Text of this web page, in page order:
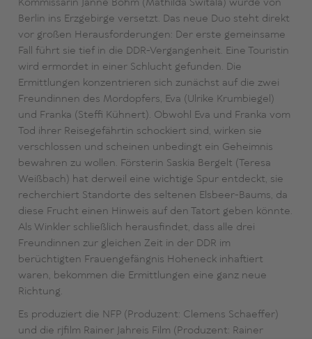
Kommissarin Janne Böhm (Mathilda Switala) wurde von
Berlin ins Erzgebirge versetzt. Das neue Duo steht direkt
vor großen Herausforderungen: Der erste gemeinsame
Fall führt sie tief in die DDR-Vergangenheit. Eine Touristin
wird ermordet in einer Schlucht gefunden. Die
Ermittlungen konzentrieren sich zunächst auf die zwei
Freundinnen des Mordopfers, Eva (Ulrike Krumbiegel)
und Franka (Steffi Kühnert). Obwohl Eva und Franka vom
Tod ihrer Reisegefährtin schockiert sind, wirken sie
verschlossen und scheinen unbedingt ein Geheimnis
bewahren zu wollen. Försterin Saskia Bergelt (Teresa
Weißbach) hat derweil eine wichtige Spur entdeckt, sie
recherchiert Standorte des seltenen Elsbeer-Baums, da
diese Frucht einen Hinweis auf den Tatort geben könnte.
Als Winkler schließlich herausfindet, dass alle drei
Freundinnen zur gleichen Zeit in der DDR im
berüchtigten Frauengefängnis Hoheneck inhaftiert
waren, bekommen die Ermittlungen eine ganz neue
Richtung.
Es produziert die NFP (Produzent: Clemens Schaeffer)
und die rjfilm Rainer Jahreis Film (Produzent: Rainer